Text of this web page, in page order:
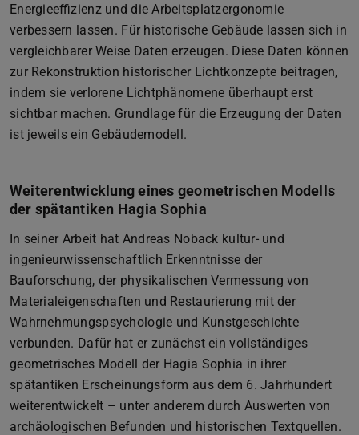
Energieeffizienz und die Arbeitsplatzergonomie
verbessern lassen. Für historische Gebäude lassen sich in
vergleichbarer Weise Daten erzeugen. Diese Daten können
zur Rekonstruktion historischer Lichtkonzepte beitragen,
indem sie verlorene Lichtphänomene überhaupt erst
sichtbar machen. Grundlage für die Erzeugung der Daten
ist jeweils ein Gebäudemodell.
Weiterentwicklung eines geometrischen Modells
der spätantiken Hagia Sophia
In seiner Arbeit hat Andreas Noback kultur- und
ingenieurwissenschaftlich Erkenntnisse der
Bauforschung, der physikalischen Vermessung von
Materialeigenschaften und Restaurierung mit der
Wahrnehmungspsychologie und Kunstgeschichte
verbunden. Dafür hat er zunächst ein vollständiges
geometrisches Modell der Hagia Sophia in ihrer
spätantiken Erscheinungsform aus dem 6. Jahrhundert
weiterentwickelt – unter anderem durch Auswerten von
archäologischen Befunden und historischen Textquellen.